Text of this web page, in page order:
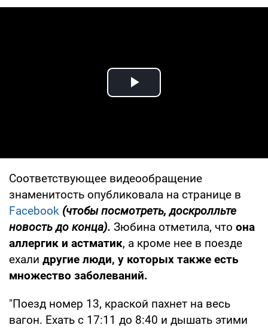
Play Video
Соответствующее видеообращение
знаменитость опубликовала на странице в
Facebook (чтобы посмотреть, доскролльте
новость до конца). Зюбина отметила, что она
аллергик и астматик, а кроме нее в поезде
ехали другие люди, у которых также есть
множество заболеваний.
"Поезд номер 13, краской пахнет на весь
вагон. Ехать с 17:11 до 8:40 и дышать этими